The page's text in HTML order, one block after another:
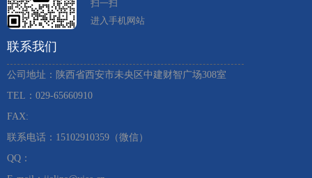
扫一扫
进入手机网站
联系我们
公司地址：陕西省西安市未央区中建财智广场308室
TEL：029-65660910 ​
FAX:
联系电话：15102910359（微信）
QQ：